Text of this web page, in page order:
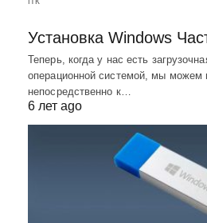
Установка Windows
Теперь, когда у нас есть
операционной системой, мы можем
непосредственно к…
6 лет ago